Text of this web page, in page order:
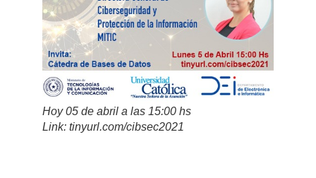
Hoy 05 de abril a las 15:00 hs
Link: tinyurl.com/cibsec2021